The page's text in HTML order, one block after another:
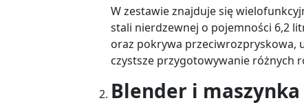
W zestawie znajduje się
stali nierdzewnej o pojemności 6,2
oraz pokrywa przeciwrozpryskowa,
czystsze przygotowywanie różnych
Blender i